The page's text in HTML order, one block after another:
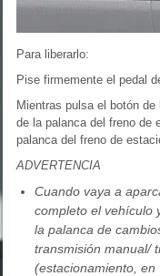
Para liberarlo:
Pise firmemente el pedal
Mientras pulsa el botón
de la palanca del freno de
palanca del freno de
ADVERTENCIA
Cuando vaya a
completo el vehículo
la palanca de
transmisión manual/
(estacionamiento,